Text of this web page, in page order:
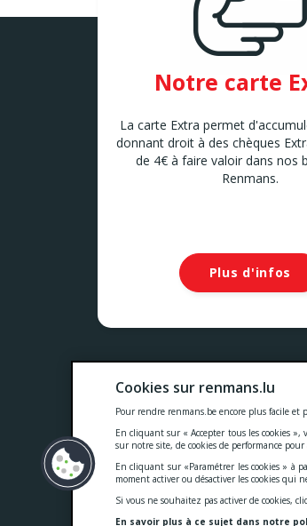
Notre carte
La carte Extra permet
donnant droit à des chèques
de 4€ à faire valoir dans nos
Renmans.
Plus d'infos
Cookies - Confidentialité -
Cookies sur renmans.lu
Pour rendre renmans.be encore plus facile et
En cliquant sur « Accepter tous les cookies »,
sur notre site, de cookies de performance
En cliquant sur «Paramétrer les cookies » à
moment activer ou désactiver les cookies qui
Si vous ne souhaitez pas activer de cookies,
En savoir plus à ce sujet dans notre